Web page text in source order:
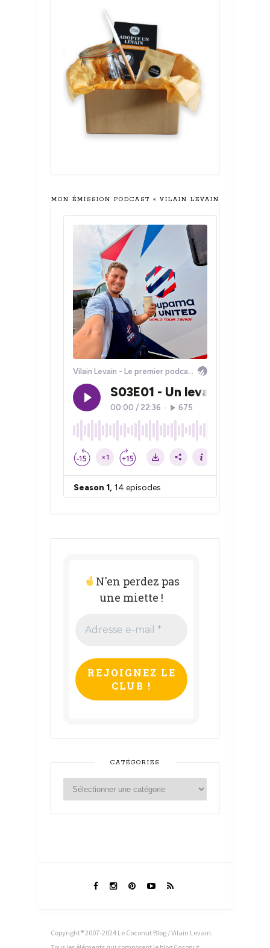
MON ÉMISSION PODCAST « VILAIN LEVAIN »
N'en perdez pas
une miette !
e-
*
CATÉGORIES
Copyright® 2007-2024 Le Coconut Blog / Vilain Levain.